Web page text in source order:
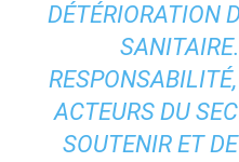
DÉTÉRIORATION
ACTEURS DU
SOUTENIR ET